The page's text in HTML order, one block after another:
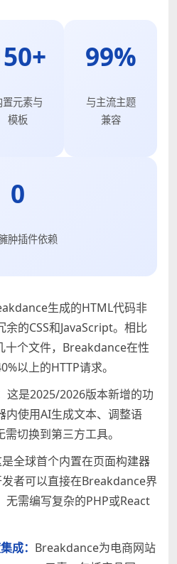
置元素与
模板
99%
与主流主题
兼容
0
肿插件依赖
生成的HTML代码非
的CSS和JavaScript。相比
个文件，Breakdance在性
以上的HTTP请求。
这是2025/2026版本新增的功
内使用AI生成文本、调整语
切换到第三方工具。
全球首个内置在页面构建器
者可以直接在Breakdance界
无需编写复杂的PHP或React
成： Breakdance为电商网站